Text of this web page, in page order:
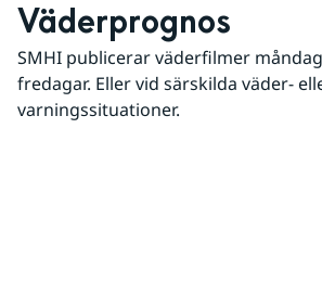
Väderprognos
SMHI publicerar väderfilmer
fredagar. Eller vid särskilda väder-
varningssituationer.